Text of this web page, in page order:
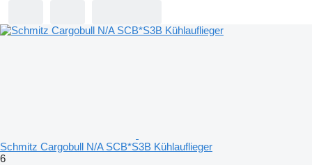
Schmitz Cargobull N/A SCB*S3B Kühlauflieger
6